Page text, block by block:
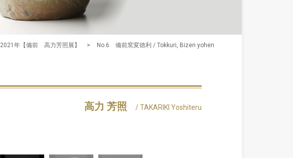
2021年【備前 高力芳照展】 > No.6 備前窯変徳利 / Tokkuri, Bizen yohen
高力 芳照 / TAKARIKI Yoshiteru